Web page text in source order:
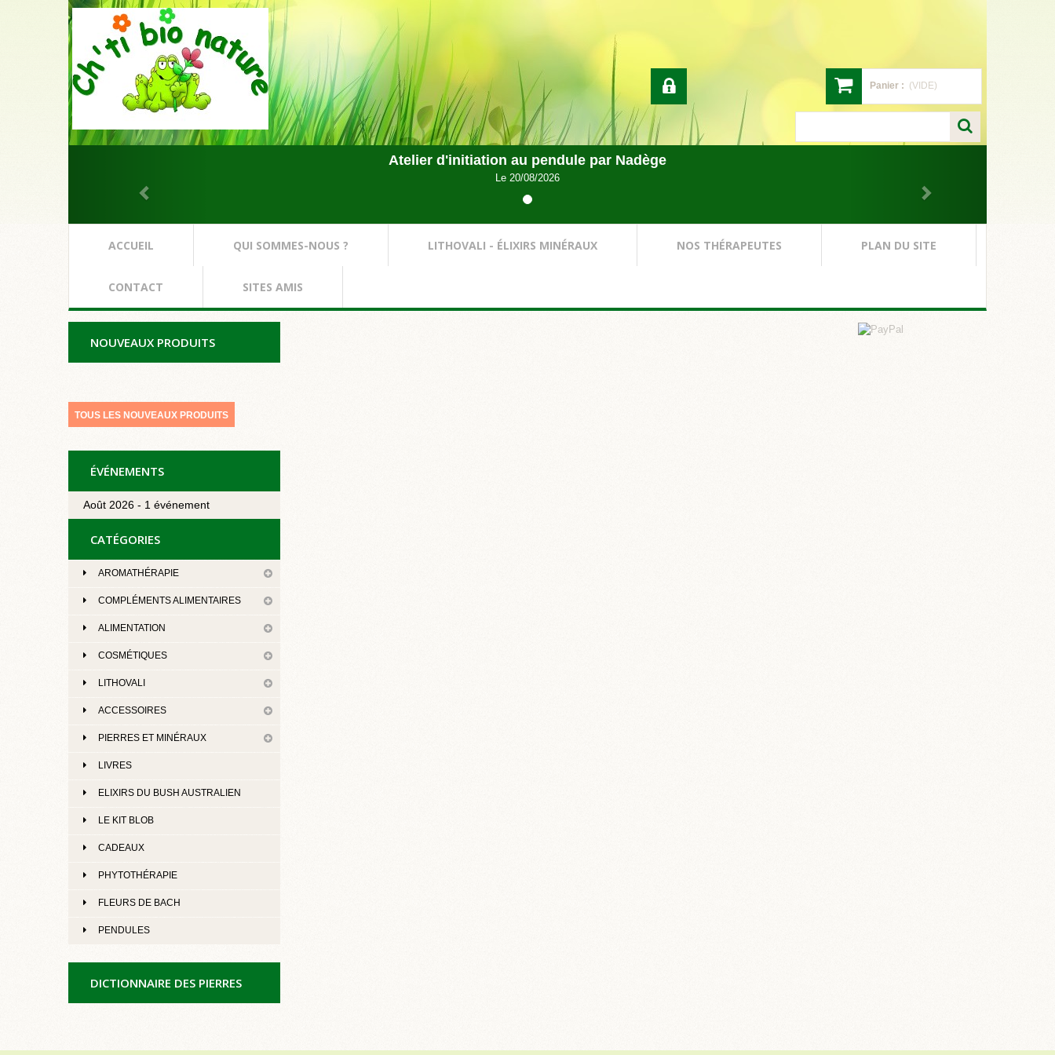
Atelier d'initiation au pendule par Nadège
Le 20/08/2026
ACCUEIL QUI SOMMES-NOUS ? LITHOVALI - ÉLIXIRS MINÉRAUX NOS THÉRAPEUTES PLAN DU SITE
CONTACT SITES AMIS
Panier : (VIDE)
NOUVEAUX PRODUITS
TOUS LES NOUVEAUX PRODUITS
ÉVÉNEMENTS
Août 2026 - 1 événement
CATÉGORIES
AROMATHÉRAPIE
COMPLÉMENTS ALIMENTAIRES
ALIMENTATION
COSMÉTIQUES
LITHOVALI
ACCESSOIRES
PIERRES ET MINÉRAUX
LIVRES
ELIXIRS DU BUSH AUSTRALIEN
LE KIT BLOB
CADEAUX
PHYTOTHÉRAPIE
FLEURS DE BACH
PENDULES
DICTIONNAIRE DES PIERRES